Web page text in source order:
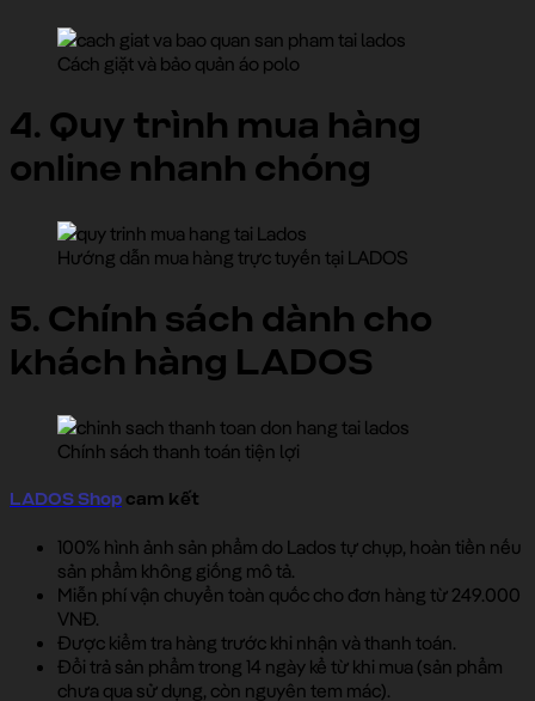
Cách giặt và bảo quản áo polo
4. Quy trình mua hàng
online nhanh chóng
Hướng dẫn mua hàng trực tuyến tại LADOS
5. Chính sách dành cho
khách hàng LADOS
Chính sách thanh toán tiện lợi
LADOS Shop cam kết
100% hình ảnh sản phẩm do Lados tự chụp, hoàn tiền nếu
sản phẩm không giống mô tả.
Miễn phí vận chuyển toàn quốc cho đơn hàng từ 249.000
VNĐ.
Được kiểm tra hàng trước khi nhận và thanh toán.
Đổi trả sản phẩm trong 14 ngày kể từ khi mua (sản phẩm
chưa qua sử dụng, còn nguyên tem mác).